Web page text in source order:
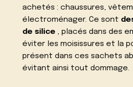
achetés : chaussures,
électroménager. Ce sont
de silice , placés dans des
éviter les moisissures et la
présent dans ces sachets
évitant ainsi tout dommage.